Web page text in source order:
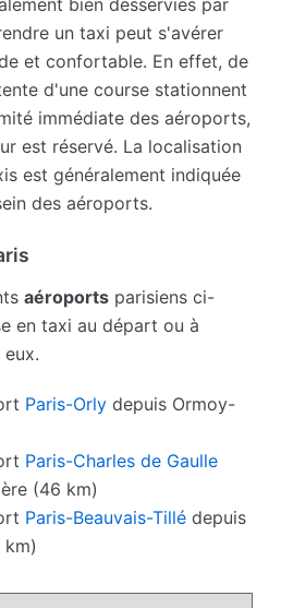
bien desservies par
un taxi peut s'avérer
et confortable. En effet, de
d'une course stationnent
immédiate des aéroports,
est réservé. La localisation
est généralement indiquée
des aéroports.
aéroports parisiens ci-
en taxi au départ ou à
Paris-Orly depuis Ormoy-
Paris-Charles de Gaulle
(46 km)
Paris-Beauvais-Tillé depuis
km)